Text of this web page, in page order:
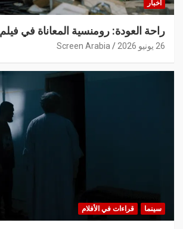
أخبار
راحة العودة: رومنسية المعاناة في
26 يونيو 2026 Screen Arabia
سينما قراءات في الأفلام